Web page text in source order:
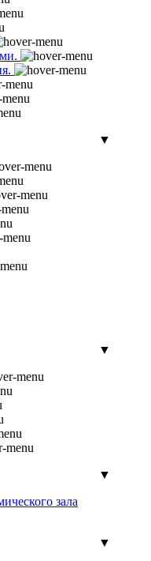
▼
▼
▼
зала
▼